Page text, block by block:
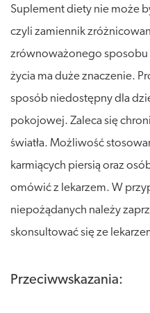
Suplement diety nie może
czyli zamiennik
zrównoważonego
życia ma duże znaczenie.
sposób niedostępny dla
pokojowej. Zaleca się
światła. Możliwość
karmiących piersią oraz
omówić z lekarzem. W
niepożądanych należy
skonsultować się ze
Przeciwwskazania: